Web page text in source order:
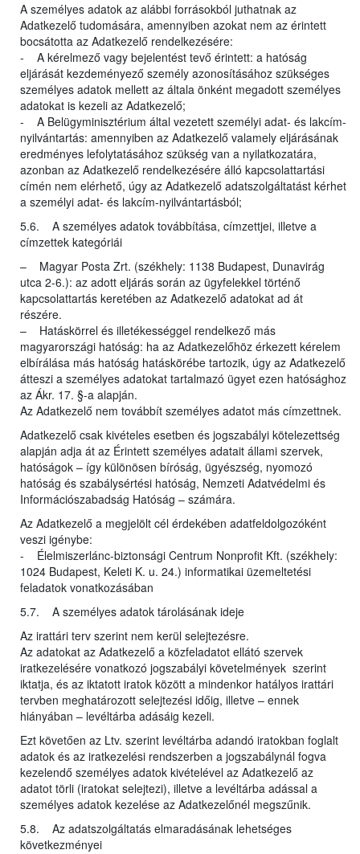
A személyes adatok az alábbi forrásokból juthatnak az
Adatkezelő tudomására, amennyiben azokat nem az érintett
bocsátotta az Adatkezelő rendelkezésére:
- A kérelmező vagy bejelentést tevő érintett: a hatóság
eljárását kezdeményező személy azonosításához szükséges
személyes adatok mellett az általa önként megadott személyes
adatokat is kezeli az Adatkezelő;
- A Belügyminisztérium által vezetett személyi adat- és lakcím-
nyilvántartás: amennyiben az Adatkezelő valamely eljárásának
eredményes lefolytatásához szükség van a nyilatkozatára,
azonban az Adatkezelő rendelkezésére álló kapcsolattartási
címén nem elérhető, úgy az Adatkezelő adatszolgáltatást kérhet
a személyi adat- és lakcím-nyilvántartásból;
5.6. A személyes adatok továbbítása, címzettjei, illetve a
címzettek kategóriái
– Magyar Posta Zrt. (székhely: 1138 Budapest, Dunavirág
utca 2-6.): az adott eljárás során az ügyfelekkel történő
kapcsolattartás keretében az Adatkezelő adatokat ad át
részére.
– Hatáskörrel és illetékességgel rendelkező más
magyarországi hatóság: ha az Adatkezelőhöz érkezett kérelem
elbírálása más hatóság hatáskörébe tartozik, úgy az Adatkezelő
átteszi a személyes adatokat tartalmazó ügyet ezen hatósághoz
az Ákr. 17. §-a alapján.
Az Adatkezelő nem továbbít személyes adatot más címzettnek.
Adatkezelő csak kivételes esetben és jogszabályi kötelezettség
alapján adja át az Érintett személyes adatait állami szervek,
hatóságok – így különösen bíróság, ügyészség, nyomozó
hatóság és szabálysértési hatóság, Nemzeti Adatvédelmi és
Információszabadság Hatóság – számára.
Az Adatkezelő a megjelölt cél érdekében adatfeldolgozóként
veszi igénybe:
- Élelmiszerlánc-biztonsági Centrum Nonprofit Kft. (székhely:
1024 Budapest, Keleti K. u. 24.) informatikai üzemeltetési
feladatok vonatkozásában
5.7. A személyes adatok tárolásának ideje
Az irattári terv szerint nem kerül selejtezésre.
Az adatokat az Adatkezelő a közfeladatot ellátó szervek
iratkezelésére vonatkozó jogszabályi követelmények szerint
iktatja, és az iktatott iratok között a mindenkor hatályos irattári
tervben meghatározott selejtezési időig, illetve – ennek
hiányában – levéltárba adásáig kezeli.
Ezt követően az Ltv. szerint levéltárba adandó iratokban foglalt
adatok és az iratkezelési rendszerben a jogszabálynál fogva
kezelendő személyes adatok kivételével az Adatkezelő az
adatot törli (iratokat selejtezi), illetve a levéltárba adással a
személyes adatok kezelése az Adatkezelőnél megszűnik.
5.8. Az adatszolgáltatás elmaradásának lehetséges
következményei